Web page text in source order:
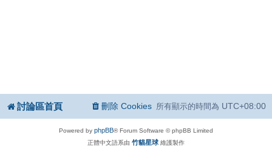
討論區首頁 所有顯示的時間為 UTC+08:00
刪除 Cookies
Powered by phpBB® Forum Software © phpBB Limited
正體中文語系由 竹貓星球 維護製作